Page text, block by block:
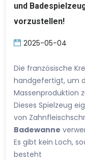
und
vorzustellen!
2025-05-04
Die französische
handgefertigt, um
Massenproduktion
Dieses Spielzeug
von
Badewanne
Es gibt kein Loch,
besteht